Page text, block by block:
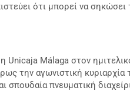
ότι μπορεί να σηκώσει
Unicaja Málaga στον
την αγωνιστική
σπουδαία πνευματική